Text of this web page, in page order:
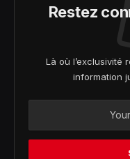
Restez
Là où l’exclusivité
information